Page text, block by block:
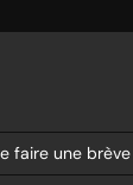
faire une